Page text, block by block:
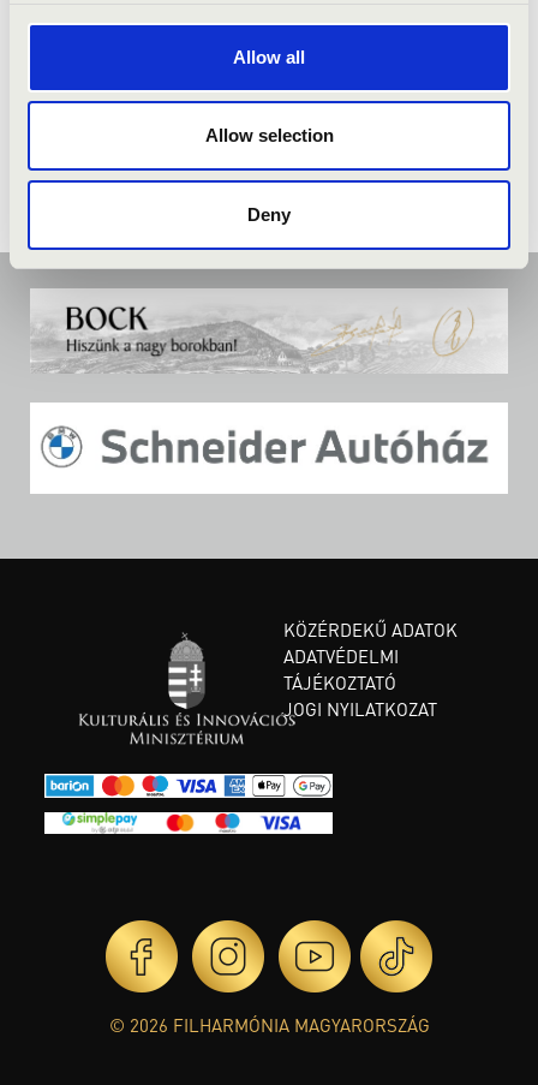
Allow all
Allow selection
Deny
KÖZÉRDEKŰ ADATOK
ADATVÉDELMI
TÁJÉKOZTATÓ
JOGI NYILATKOZAT
© 2026 FILHARMÓNIA MAGYARORSZÁG